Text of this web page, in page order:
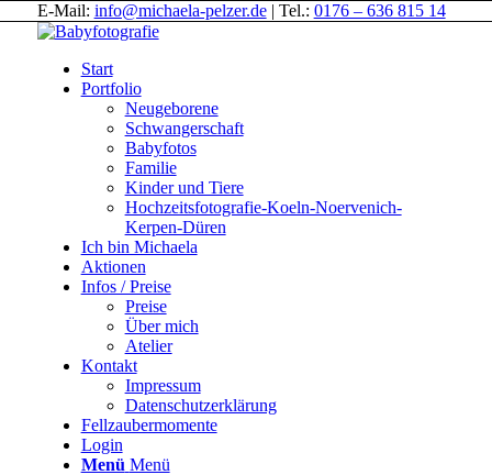
E-Mail: info@michaela-pelzer.de| Tel.: 0176 – 636 815 14
Start
Portfolio
Neugeborene
Schwangerschaft
Babyfotos
Familie
Kinder und Tiere
Hochzeitsfotografie-Koeln-Noervenich-
Kerpen-Düren
Ich bin Michaela
Aktionen
Infos / Preise
Preise
Über mich
Atelier
Kontakt
Impressum
Datenschutzerklärung
Fellzaubermomente
Login
Menü Menü